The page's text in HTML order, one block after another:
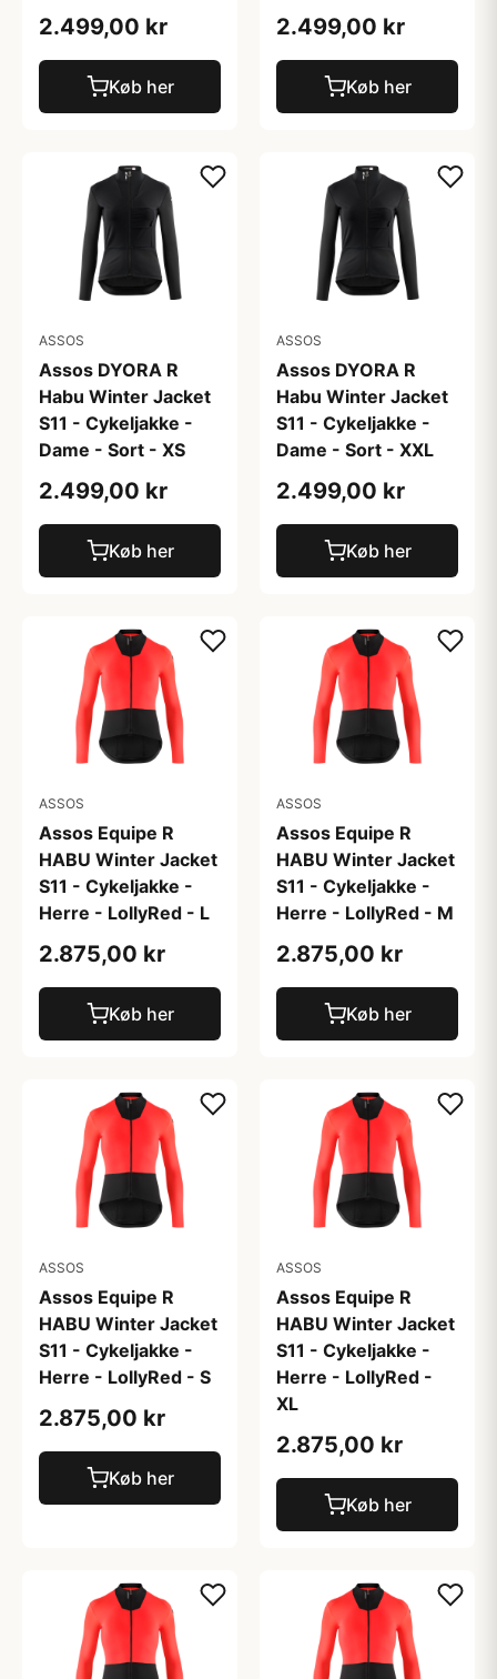
2.499,00 kr
Køb her
2.499,00 kr
Køb her
ASSOS
Assos DYORA R
Habu Winter Jacket
S11 - Cykeljakke -
Dame - Sort - XS
2.499,00 kr
Køb her
ASSOS
Assos DYORA R
Habu Winter Jacket
S11 - Cykeljakke -
Dame - Sort - XXL
2.499,00 kr
Køb her
ASSOS
Assos Equipe R
HABU Winter Jacket
S11 - Cykeljakke -
Herre - LollyRed - L
2.875,00 kr
Køb her
ASSOS
Assos Equipe R
HABU Winter Jacket
S11 - Cykeljakke -
Herre - LollyRed - M
2.875,00 kr
Køb her
ASSOS
Assos Equipe R
HABU Winter Jacket
S11 - Cykeljakke -
Herre - LollyRed - S
2.875,00 kr
Køb her
ASSOS
Assos Equipe R
HABU Winter Jacket
S11 - Cykeljakke -
Herre - LollyRed -
XL
2.875,00 kr
Køb her